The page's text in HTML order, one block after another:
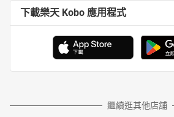
下載樂天 Kobo 應用程式
繼續逛其他店舖